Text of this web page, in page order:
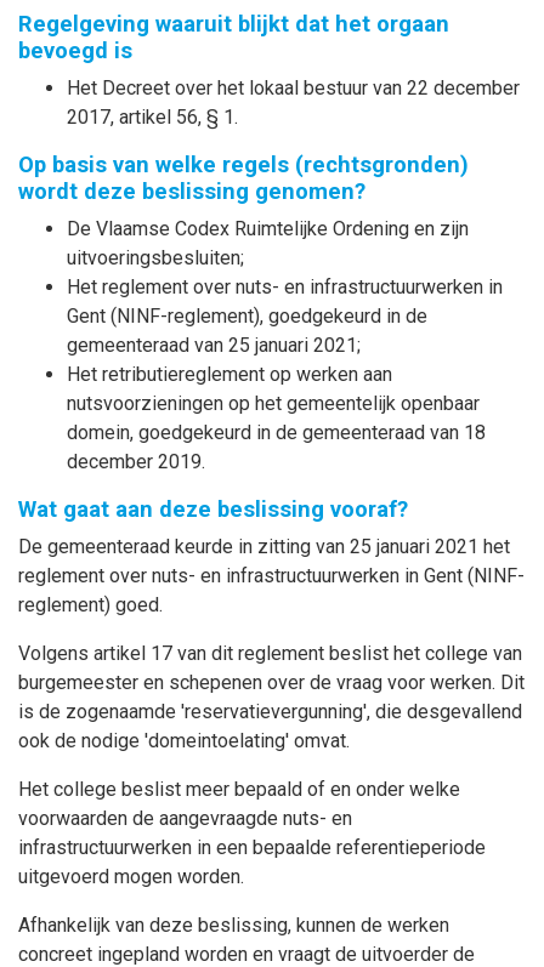
Regelgeving waaruit blijkt dat het orgaan
bevoegd is
Het Decreet over het lokaal bestuur van 22 december
2017, artikel 56, § 1.
Op basis van welke regels (rechtsgronden)
wordt deze beslissing genomen?
De Vlaamse Codex Ruimtelijke Ordening en zijn
uitvoeringsbesluiten;
Het reglement over nuts- en infrastructuurwerken in
Gent (NINF-reglement), goedgekeurd in de
gemeenteraad van 25 januari 2021;
Het retributiereglement op werken aan
nutsvoorzieningen op het gemeentelijk openbaar
domein, goedgekeurd in de gemeenteraad van 18
december 2019.
Wat gaat aan deze beslissing vooraf?
De gemeenteraad keurde in zitting van 25 januari 2021 het
reglement over nuts- en infrastructuurwerken in Gent (NINF-
reglement) goed.
Volgens artikel 17 van dit reglement beslist het college van
burgemeester en schepenen over de vraag voor werken. Dit
is de zogenaamde 'reservatievergunning', die desgevallend
ook de nodige 'domeintoelating' omvat.
Het college beslist meer bepaald of en onder welke
voorwaarden de aangevraagde nuts- en
infrastructuurwerken in een bepaalde referentieperiode
uitgevoerd mogen worden.
Afhankelijk van deze beslissing, kunnen de werken
concreet ingepland worden en vraagt de uitvoerder de